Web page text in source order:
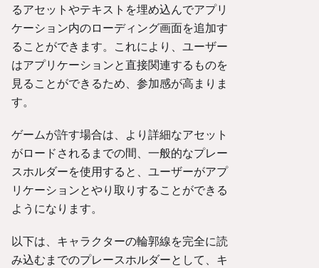
るアセットやテキストを埋め込んでアプリ
ケーション内のローディング画面を追加す
ることができます。これにより、ユーザー
はアプリケーションと直接関連するものを
見ることができるため、参加感が高まりま
す。
ゲームが許す場合は、より詳細なアセット
がロードされるまでの間、一般的なプレー
スホルダーを使用すると、ユーザーがアプ
リケーションとやり取りすることができる
ようになります。
以下は、キャラクターの輪郭線を完全に読
み込むまでのプレースホルダーとして、キ